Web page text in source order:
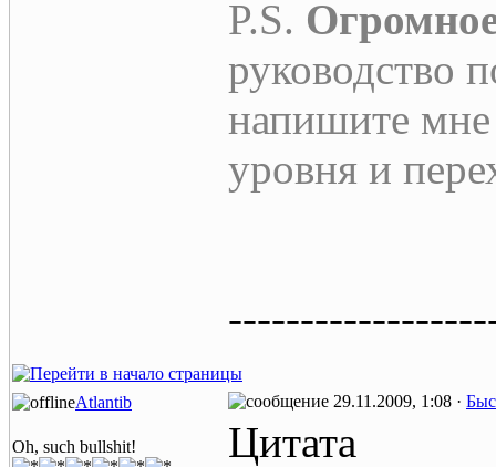
P.S.
руководство
напишите мне
уровня и
Atlantib 29.11.2009, 1:08 ·
Oh, such bullshit!
Цитата